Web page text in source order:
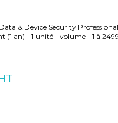
& Device Security
(1 an) - 1 unité - volume - 1 à